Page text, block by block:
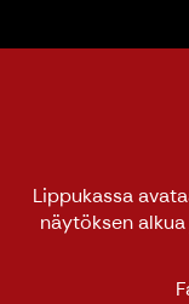
Lippukassa
näytöksen